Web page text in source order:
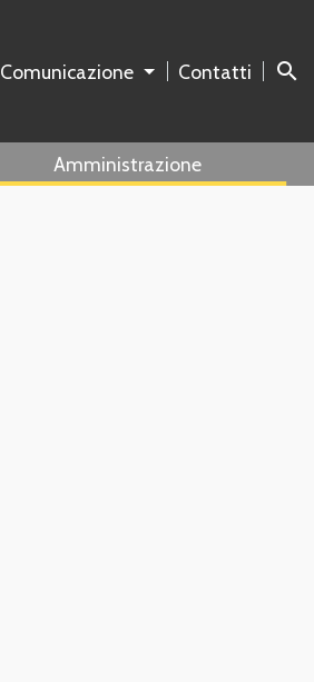
Comunicazione Contatti search
Amministrazione